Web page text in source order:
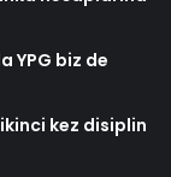
YPG biz de
kez disiplin